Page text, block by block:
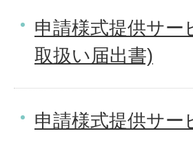
申請様式提供サー
取扱い届出書)
申請様式提供サー